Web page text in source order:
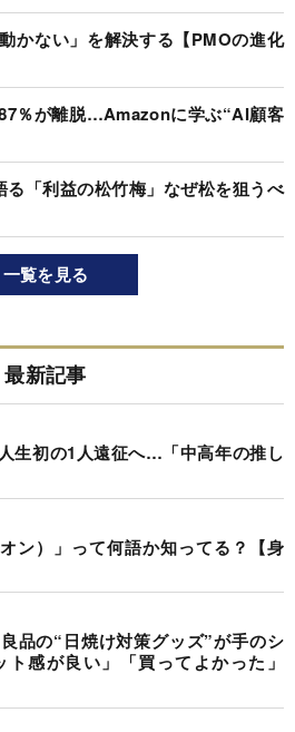
かない」を解決する【PMOの進化
87％が離脱…Amazonに学ぶ“AI顧客
「利益の松竹梅」なぜ松を狙うべ
一覧を見る
最新記事
生初の1人遠征へ…「中高年の推し
ン）」って何語か知ってる？【身
品の“日焼け対策グッズ”が手のシ
感が良い」「買ってよかった」